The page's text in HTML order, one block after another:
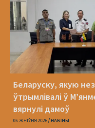
Беларуску, якую
ўтрымлівалі ў
вярнулі дамоў
06 ЖНІЎНЯ 2026 НАВІНЫ